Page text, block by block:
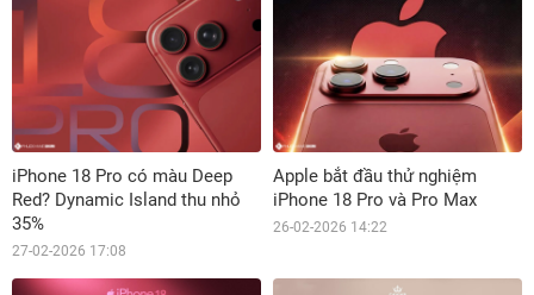
iPhone 18 Pro có màu Deep
Red? Dynamic Island thu nhỏ
35%
27-02-2026 17:08
Apple bắt đầu thử nghiệm
iPhone 18 Pro và Pro Max
26-02-2026 14:22